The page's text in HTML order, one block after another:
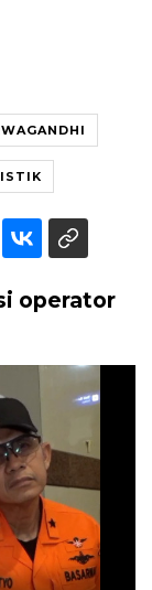
operator